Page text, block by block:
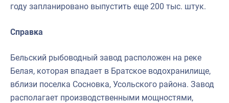
году запланировано выпустить еще 200 тыс. штук.
Справка
Бельский рыбоводный завод расположен на реке
Белая, которая впадает в Братское водохранилище,
вблизи поселка Сосновка, Усольского района. Завод
располагает производственными мощностями,